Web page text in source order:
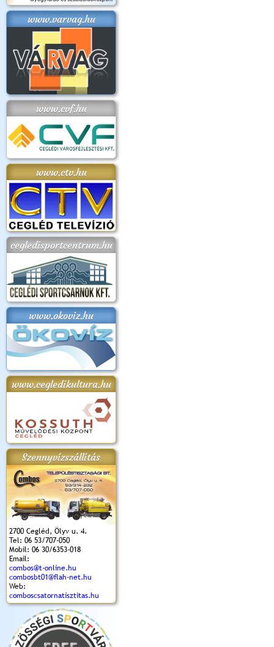
www.varvag.hu
www.cvf.hu
www.ctv.hu
cegledisportcentrum.hu
www.okoviz.hu
www.cegledikultura.hu
Szennyvízszállítás
2700 Cegléd, Ölyv u. 4.
Tel: 06 53/707-050
Mobil: 06 30/6353-018
Email:
combos@t-online.hu
combosbt01@flah-net.hu
Web:
comboscsatornatisztitas.hu
2018.
Kossuth Toborzó
Ünnepély
Szent István Ünnepe
(2017. 08. 20.)